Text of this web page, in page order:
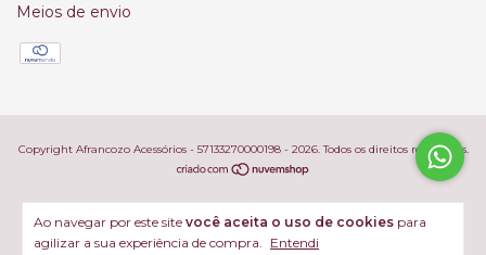
Ao navegar por este site você aceita o uso de cookies para
agilizar a sua experiência de compra. Entendi
Meios de envio
Copyright Afrancozo Acessórios - 57133270000198 - 2026. Todos os direitos reservados.